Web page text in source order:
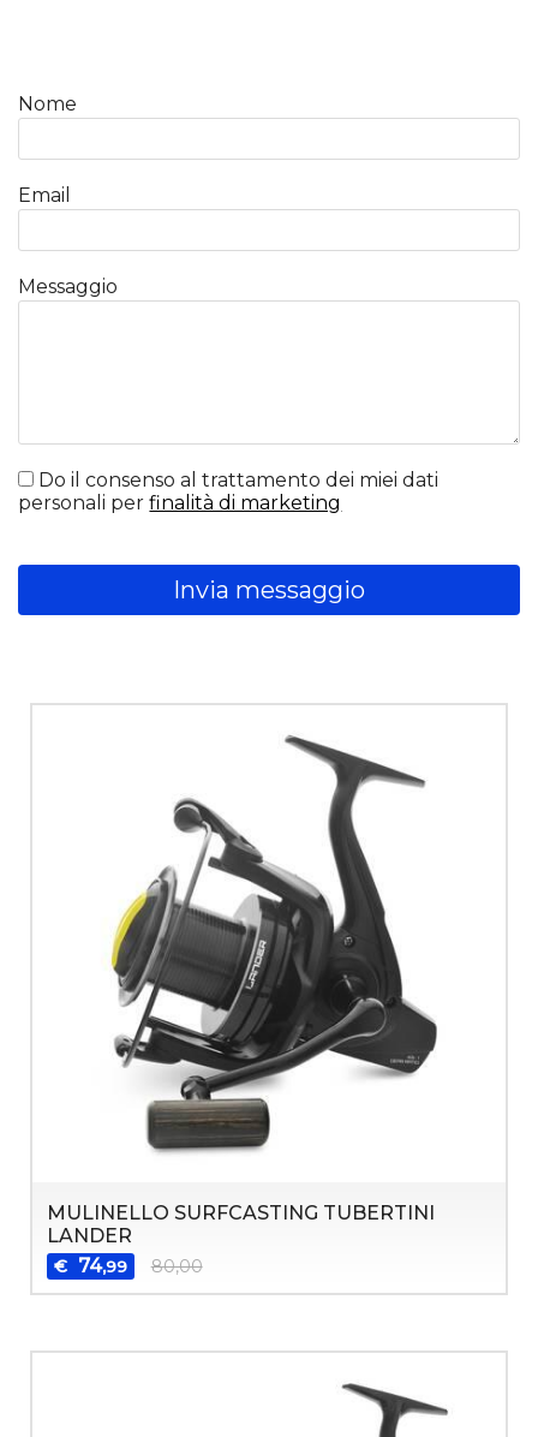
Nome
Email
Messaggio
Do il consenso al trattamento dei miei dati
personali perfinalità di marketing
Invia messaggio
MULINELLO SURFCASTING TUBERTINI
LANDER
€ 74,99 80,00